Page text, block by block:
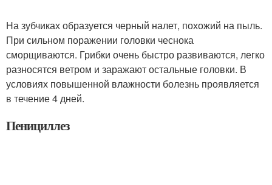
На зубчиках образуется черный налет, похожий на пыль.
При сильном поражении головки чеснока
сморщиваются. Грибки очень быстро развиваются, легко
разносятся ветром и заражают остальные головки. В
условиях повышенной влажности болезнь проявляется
в течение 4 дней.
Пенициллез